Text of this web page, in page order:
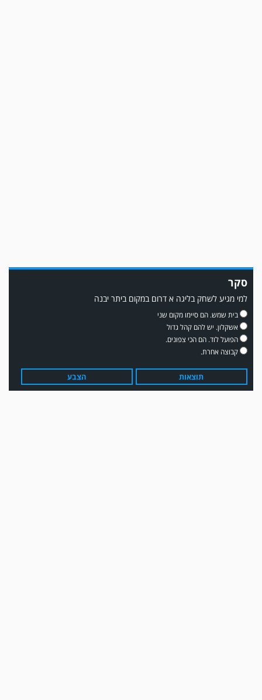
משחק אימון: שדרות גברה על מ.ס. דימונה 1-4.
סקר
למי מגיע לשחק בליגה א דרום במקום ביתר יבנה
בית שמש. הם סיימו מקום שני
אשקלון. יש להם קהל גדול
הפועל לוד. הם הכי צפונים.
קבוצה אחרת.
תוצאות הצבע